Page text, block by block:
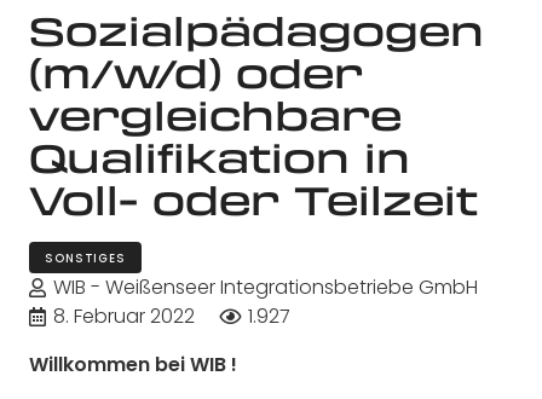
Sozialpädagogen
(m/w/d) oder
vergleichbare
Qualifikation in
Voll- oder Teilzeit
SONSTIGES
WIB - Weißenseer Integrationsbetriebe GmbH
8. Februar 2022
1.927
Willkommen bei WIB !